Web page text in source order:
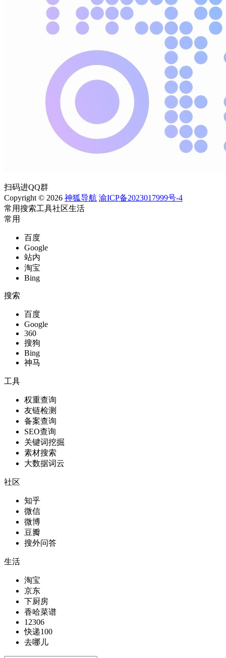
扫码进QQ群
Copyright © 2026 神狐导航 渝ICP备2023017999号-4
常用搜索工具社区生活
常用
百度
Google
站内
淘宝
Bing
搜索
百度
Google
360
搜狗
Bing
神马
工具
权重查询
友链检测
备案查询
SEO查询
关键词挖掘
素材搜索
大数据词云
社区
知乎
微信
微博
豆瓣
搜外问答
生活
淘宝
京东
下厨房
香哈菜谱
12306
快递100
去哪儿